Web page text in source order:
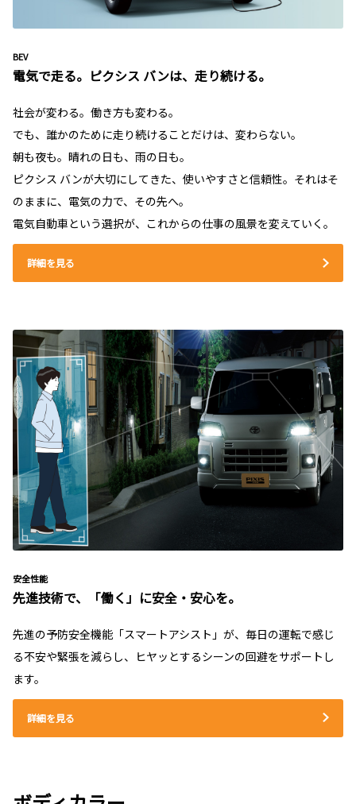
BEV
電気で走る。ピクシス バンは、走り続ける。
社会が変わる。働き方も変わる。
でも、誰かのために走り続けることだけは、変わらない。
朝も夜も。晴れの日も、雨の日も。
ピクシス バンが大切にしてきた、使いやすさと信頼性。それはそ
のままに、電気の力で、その先へ。
電気自動車という選択が、これからの仕事の風景を変えていく。
詳細を見る
安全性能
先進技術で、「働く」に安全・安心を。
先進の予防安全機能「スマートアシスト」が、毎日の運転で感じ
る不安や緊張を減らし、ヒヤッとするシーンの回避をサポートし
ます。
詳細を見る